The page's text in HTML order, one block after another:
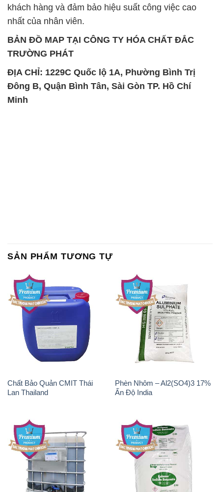
khách hàng và đảm bảo hiệu suất công việc cao
nhất của nhân viên.
BẢN ĐỒ MAP TẠI CÔNG TY HÓA CHẤT ĐẮC
TRƯỜNG PHÁT
ĐỊA CHỈ: 1229C Quốc lộ 1A, Phường Bình Trị
Đông B, Quận Bình Tân, Sài Gòn TP. Hồ Chí
Minh
SẢN PHẨM TƯƠNG TỰ
Chất Bảo Quản CMIT Thái
Lan Thailand
Phèn Nhôm – Al2(SO4)3 17%
Ấn Độ India